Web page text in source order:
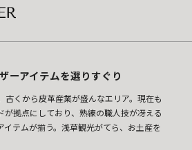
ーアイテムを選りすぐり
古くから皮革産業が盛んなエリア。現在も
が拠点にしており、熟練の職人技が冴える
イテムが揃う。浅草観光がてら、お土産を